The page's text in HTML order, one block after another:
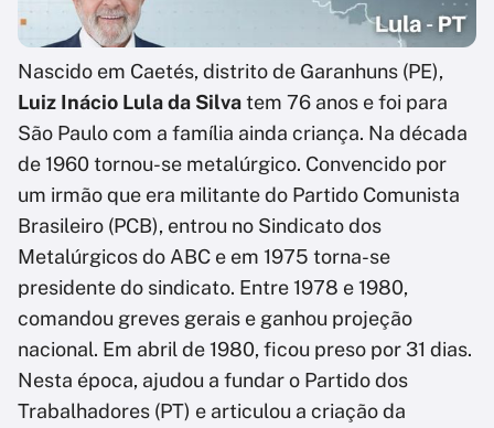
Nascido em Caetés, distrito de Garanhuns (PE),
Luiz Inácio Lula da Silvatem 76 anos e foi para
São Paulo com a família ainda criança. Na década
de 1960 tornou-se metalúrgico. Convencido por
um irmão que era militante do Partido Comunista
Brasileiro (PCB), entrou no Sindicato dos
Metalúrgicos do ABC e em 1975 torna-se
presidente do sindicato. Entre 1978 e 1980,
comandou greves gerais e ganhou projeção
nacional. Em abril de 1980, ficou preso por 31 dias.
Nesta época, ajudou a fundar o Partido dos
Trabalhadores (PT) e articulou a criação da